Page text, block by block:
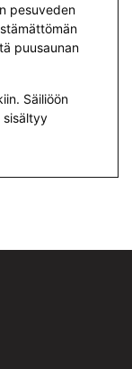
pesuveden
puusaunan
Säiliöön
sisältyy